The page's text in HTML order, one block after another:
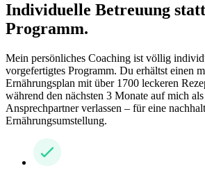
Individuelle Betreuung
Programm.
Mein persönliches Coaching ist völlig
vorgefertigtes Programm. Du erhältst einen
Ernährungsplan mit über 1700 leckeren
während den nächsten 3 Monate auf mich
Ansprechpartner verlassen – für eine
Ernährungsumstellung.